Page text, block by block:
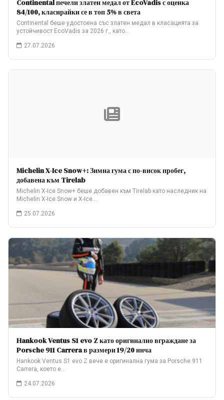
Continental печели златен медал от EcoVadis с оценка
84/100, класирайки се в топ 5% в света
Continental беше удостоена със златен медал в класацията за
устойчивост EcoVadis за 2026 г., като…
27.07.2026
Michelin X-Ice Snow+: Зимна гума с по-висок пробег,
добавена към Tirelab
Michelin X-Ice Snow+ беше добавен към Tirelab като наследник на
Michelin X-Ice Snow и X-Ice…
25.07.2026
Hankook Ventus S1 evo Z като оригинално вграждане за
Porsche 911 Carrera в размери 19/20 инча
Hankook Ventus S1 evo Z вече е оригинална гума за Porsche 911
Carrera, което е…
24.07.2026